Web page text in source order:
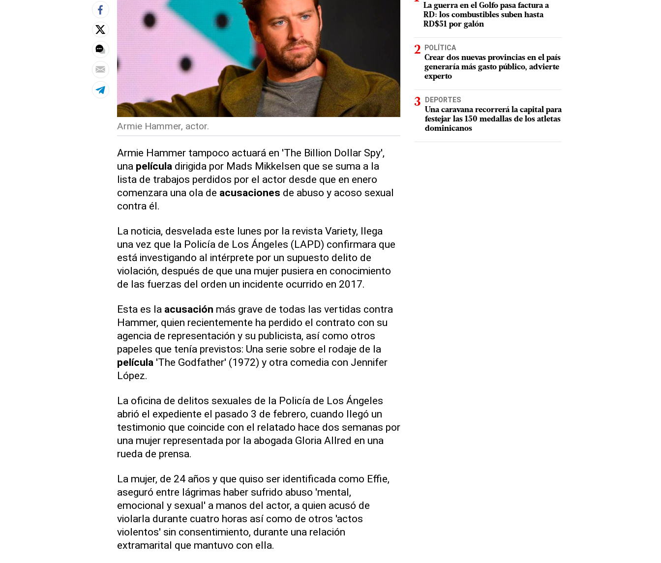
Armie Hammer, actor.
Armie Hammer tampoco actuará en 'The Billion Dollar Spy',
una película dirigida por Mads Mikkelsen que se suma a la
lista de trabajos perdidos por el actor desde que en enero
comenzara una ola de acusaciones de abuso y acoso sexual
contra él.
La noticia, desvelada este lunes por la revista Variety, llega
una vez que la Policía de Los Ángeles (LAPD) confirmara que
está investigando al intérprete por un supuesto delito de
violación, después de que una mujer pusiera en conocimiento
de las fuerzas del orden un incidente ocurrido en 2017.
Esta es la acusación más grave de todas las vertidas contra
Hammer, quien recientemente ha perdido el contrato con su
agencia de representación y su publicista, así como otros
papeles que tenía previstos: Una serie sobre el rodaje de la
película 'The Godfather' (1972) y otra comedia con Jennifer
López.
La oficina de delitos sexuales de la Policía de Los Ángeles
abrió el expediente el pasado 3 de febrero, cuando llegó un
testimonio que coincide con el relatado hace dos semanas por
una mujer representada por la abogada Gloria Allred en una
rueda de prensa.
La mujer, de 24 años y que quiso ser identificada como Effie,
aseguró entre lágrimas haber sufrido abuso 'mental,
emocional y sexual' a manos del actor, a quien acusó de
violarla durante cuatro horas así como de otros 'actos
violentos' sin consentimiento, durante una relación
extramarital que mantuvo con ella.
La guerra en el Golfo pasa factura a
RD: los combustibles suben hasta
RD$51 por galón
POLÍTICA
Crear dos nuevas provincias en el país
generaría más gasto público, advierte
experto
DEPORTES
Una caravana recorrerá la capital para
festejar las 150 medallas de los atletas
dominicanos